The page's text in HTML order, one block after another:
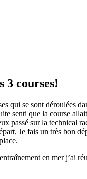
3 courses!
qui se sont déroulées
senti que la course
passé sur la
Je fais un très bon
en mer j’ai